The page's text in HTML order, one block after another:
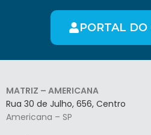
PORTAL
MATRIZ – AMERICANA
Rua 30 de Julho, 656, Centro
Americana – SP